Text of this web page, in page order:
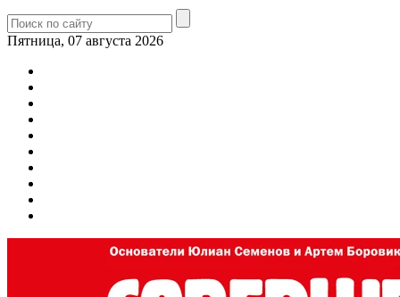
Пятница, 07 августа 2026